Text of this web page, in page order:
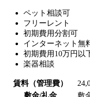
ペット相談可
フリーレント
初期費用分割可
インターネット無
初期費用10万円以
楽器相談
賃料（管理費）